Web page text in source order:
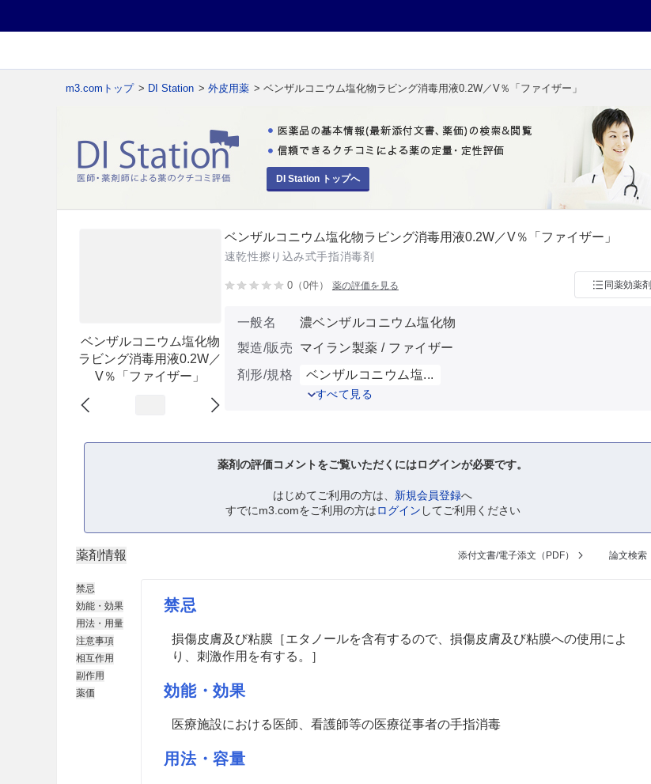
m3.comトップ > DI Station > 外皮用薬 > ベンザルコニウム塩化物ラビング消毒用液0.2W／V％「ファイザー」
DI Station トップへ
ベンザルコニウム塩化物
ラビング消毒用液0.2W／
V％「ファイザー」
ベンザルコニウム塩化物ラビング消毒用液0.2W／V％「ファイザー」
速乾性擦り込み式手指消毒剤
0（0件） 薬の評価を見る 同薬効薬剤
一般名
濃ベンザルコニウム塩化物
製造/販売
マイラン製薬 / ファイザー
剤形/規格
ベンザルコニウム塩...
すべて見る
薬剤の評価コメントをご覧いただくにはログインが必要です。
はじめてご利用の方は、 新規会員登録へ
すでにm3.comをご利用の方はログイン してご利用ください
薬剤情報 添付文書/電子添文（PDF） 論文検索
禁忌
効能・効果
用法・用量
注意事項
相互作用
副作用
薬価
禁忌
損傷皮膚及び粘膜［エタノールを含有するので、損傷皮膚及び粘膜への使用によ
り、刺激作用を有する。］
効能・効果
医療施設における医師、看護師等の医療従事者の手指消毒
用法・容量